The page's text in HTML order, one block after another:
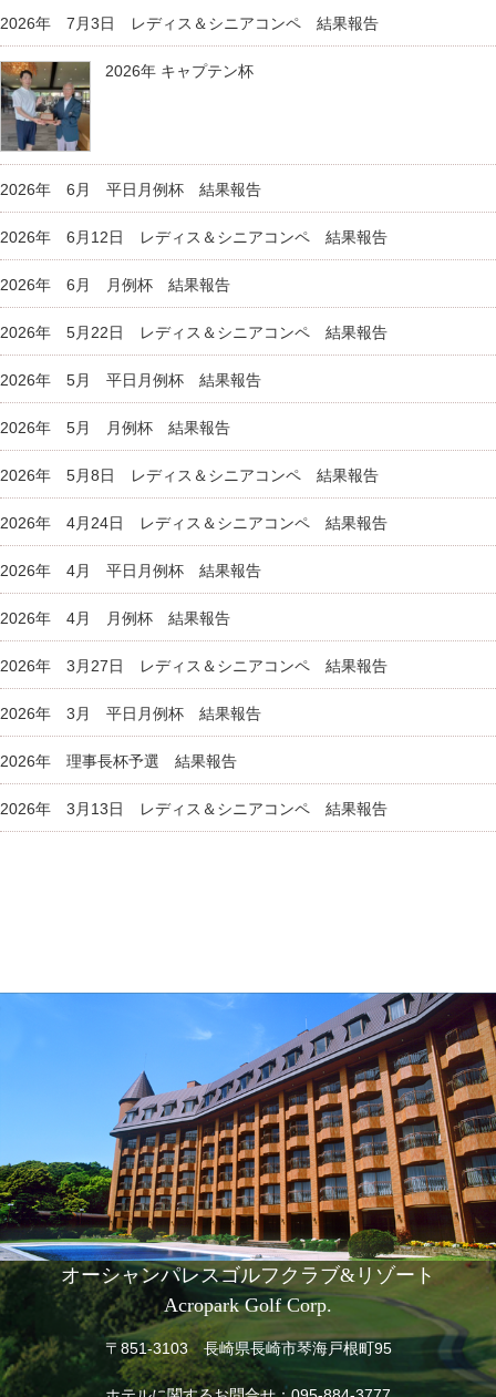
2026年 7月3日 レディス＆シニアコンペ 結果報告
2026年 キャプテン杯
2026年 6月 平日月例杯 結果報告
2026年 6月12日 レディス＆シニアコンペ 結果報告
2026年 6月 月例杯 結果報告
2026年 5月22日 レディス＆シニアコンペ 結果報告
2026年 5月 平日月例杯 結果報告
2026年 5月 月例杯 結果報告
2026年 5月8日 レディス＆シニアコンペ 結果報告
2026年 4月24日 レディス＆シニアコンペ 結果報告
2026年 4月 平日月例杯 結果報告
2026年 4月 月例杯 結果報告
2026年 3月27日 レディス＆シニアコンペ 結果報告
2026年 3月 平日月例杯 結果報告
2026年 理事長杯予選 結果報告
2026年 3月13日 レディス＆シニアコンペ 結果報告
オーシャンパレスゴルフクラブ&リゾート
Acropark Golf Corp.
〒851-3103 長崎県長崎市琴海戸根町95